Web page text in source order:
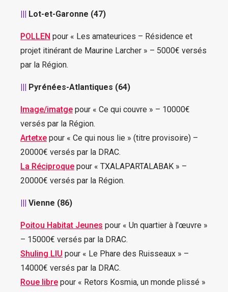
||| Lot-et-Garonne (47)
POLLEN pour « Les amateurices – Résidence et
projet itinérant de Maurine Larcher » – 5000€ versés
par la Région.
||| Pyrénées-Atlantiques (64)
Image/imatge pour « Ce qui couvre » – 10000€
versés par la Région.
Artetxe pour « Ce qui nous lie » (titre provisoire) –
20000€ versés par la DRAC.
La Réciproque pour « TXALAPARTALABAK » –
20000€ versés par la Région.
||| Vienne (86)
Poitou Habitat Jeunes pour « Un quartier à l’œuvre »
– 15000€ versés par la DRAC.
Shuling LIU pour « Le Phare des Ruisseaux » –
14000€ versés par la DRAC.
Roue libre pour « Retors Kosmia, un monde plissé »